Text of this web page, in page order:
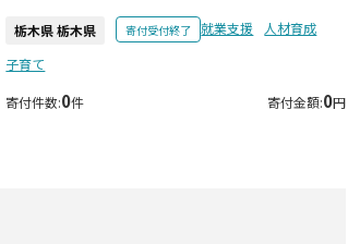
栃木県 栃木県 寄付受付終了 就業支援
人材育成
子育て
寄付件数:0件 寄付金額:0円